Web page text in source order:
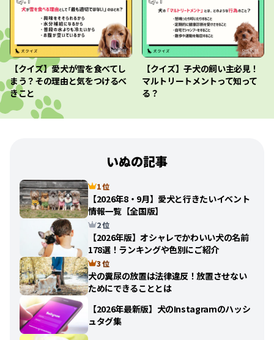
【クイズ】愛犬が雪を食べてし
まう？その理由と気をつけるべ
きこと
【クイズ】子犬の飼い主必見！
マルトリートメントって知って
る？
いぬの記事
1 位
【2026年8・9月】愛犬と行きたいイベント
情報一覧【全国版】
2 位
【2026年版】オシャレでかわいい犬の名前
178選！ランキングや色別にご紹介
3 位
犬の糞尿の放置は法律違反！放置させない
ためにできることとは
【2026年最新版】犬のInstagramのハッシ
ュタグ集